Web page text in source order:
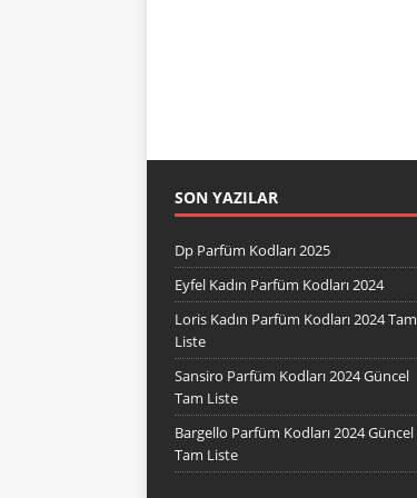
SON YAZILAR
Dp Parfüm Kodları 2025
Eyfel Kadın Parfüm Kodları 2024
Loris Kadın Parfüm Kodları 2024 Tam
Liste
Sansiro Parfüm Kodları 2024 Güncel
Tam Liste
Bargello Parfüm Kodları 2024 Güncel
Tam Liste